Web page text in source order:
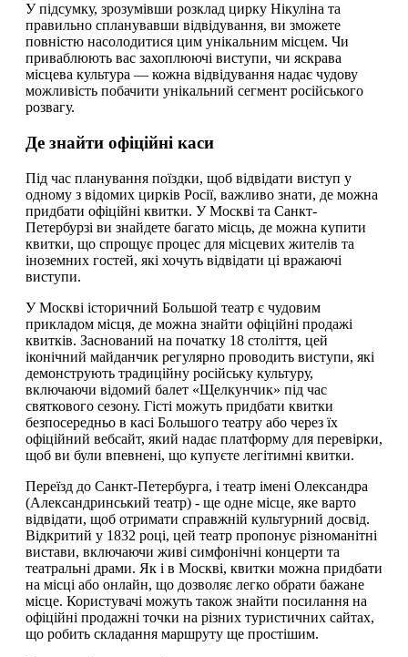
У підсумку, зрозумівши розклад цирку Нікуліна та
правильно спланувавши відвідування, ви зможете
повністю насолодитися цим унікальним місцем. Чи
приваблюють вас захоплюючі виступи, чи яскрава
місцева культура — кожна відвідування надає чудову
можливість побачити унікальний сегмент російського
розвагу.
Де знайти офіційні каси
Під час планування поїздки, щоб відвідати виступ у
одному з відомих цирків Росії, важливо знати, де можна
придбати офіційні квитки. У Москві та Санкт-
Петербурзі ви знайдете багато місць, де можна купити
квитки, що спрощує процес для місцевих жителів та
іноземних гостей, які хочуть відвідати ці вражаючі
виступи.
У Москві історичний Большой театр є чудовим
прикладом місця, де можна знайти офіційні продажі
квитків. Заснований на початку 18 століття, цей
іконічний майданчик регулярно проводить виступи, які
демонструють традиційну російську культуру,
включаючи відомий балет «Щелкунчик» під час
святкового сезону. Гісті можуть придбати квитки
безпосередньо в касі Большого театру або через їх
офіційний вебсайт, який надає платформу для перевірки,
щоб ви були впевнені, що купуєте легітимні квитки.
Переїзд до Санкт-Петербурга, і театр імені Олександра
(Александринський театр) - ще одне місце, яке варто
відвідати, щоб отримати справжній культурний досвід.
Відкритий у 1832 році, цей театр пропонує різноманітні
вистави, включаючи живі симфонічні концерти та
театральні драми. Як і в Москві, квитки можна придбати
на місці або онлайн, що дозволяє легко обрати бажане
місце. Користувачі можуть також знайти посилання на
офіційні продажні точки на різних туристичних сайтах,
що робить складання маршруту ще простішим.